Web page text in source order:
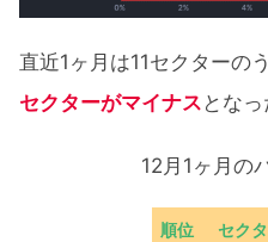
直近1ヶ月は11セクターの
セクターがマイナス となっ
12月1ヶ月の
順位 セク